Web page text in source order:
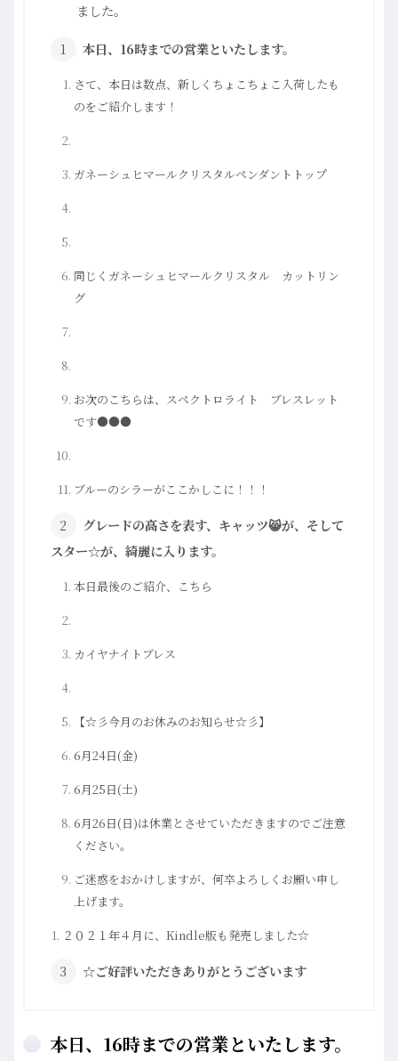
ました。
本日、16時までの営業といたします。
さて、本日は数点、新しくちょこちょこ入荷したも
のをご紹介します！
ガネーシュヒマールクリスタルペンダントトップ
同じくガネーシュヒマールクリスタル カットリン
グ
お次のこちらは、スペクトロライト ブレスレット
です●●●
ブルーのシラーがここかしこに！！！
グレードの高さを表す、キャッツ😸が、そして
スター☆が、綺麗に入ります。
本日最後のご紹介、こちら
カイヤナイトブレス
【☆彡今月のお休みのお知らせ☆彡】
6月24日(金)
6月25日(土)
6月26日(日)は休業とさせていただきますのでご注意
ください。
ご迷惑をおかけしますが、何卒よろしくお願い申し
上げます。
２０２１年４月に、Kindle版も発売しました☆
☆ご好評いただきありがとうございます
本日、16時までの営業といたします。